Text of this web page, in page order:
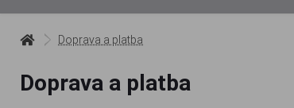
Doprava a platba
Doprava a platba